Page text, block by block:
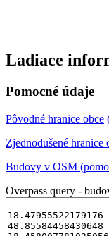
Ladiace
Pomocné údaje
Pôvodné hranice obce
Zjednodušené hranice
Budovy v OSM
Overpass query -